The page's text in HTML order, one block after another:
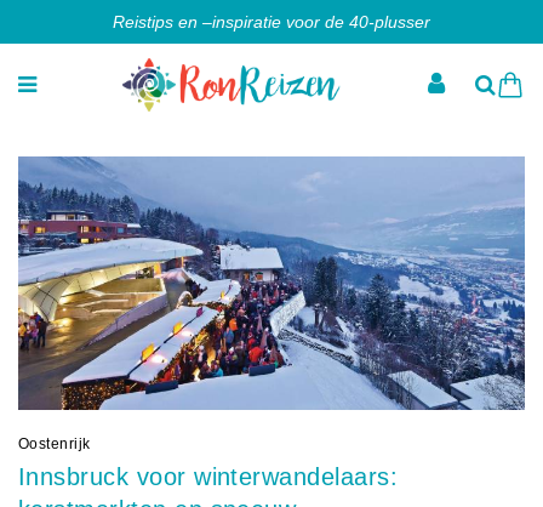
Reistips en –inspiratie voor de 40-plusser
Oostenrijk
Innsbruck voor winterwandelaars: